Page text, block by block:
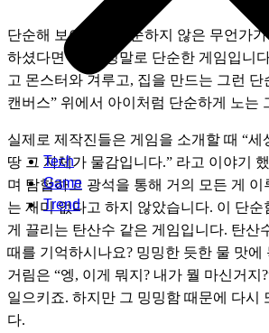
Tech
Game
Trend
단순해 보이기에 단순하지 않은 무언가
하셨다면 오산, 정말로 단순한 게임입니
고 몬스터와 겨루고, 집을 만드는 그런 단
캔버스” 위에서 아이처럼 단순하게 노는
실제로 제작진들은 게임을 소개할 때 “세
땅 그 자체가 물감입니다.” 라고 이야기
며 탐험하고 광석을 통해 거의 모든 게 이
는 재미 없다고 하지 않았습니다. 이 단
게 끌리는 탄산수 같은 게임입니다. 탄산
때를 기억하시나요? 밍밍한 듯한 물 맛에
거림은 “엥, 이게 뭐지? 내가 뭘 마신거지
일으키죠. 하지만 그 밍밍함 때문에 다시
다.